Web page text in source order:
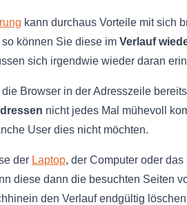
kann durchaus Vorteile mit sich
können Sie diese im Verlauf
sich irgendwie wieder daran
Browser in der Adresszeile
nicht jedes Mal mühevoll
User dies nicht möchten.
der Laptop, der Computer oder
diese dann die besuchten Seiten
den Verlauf endgültig